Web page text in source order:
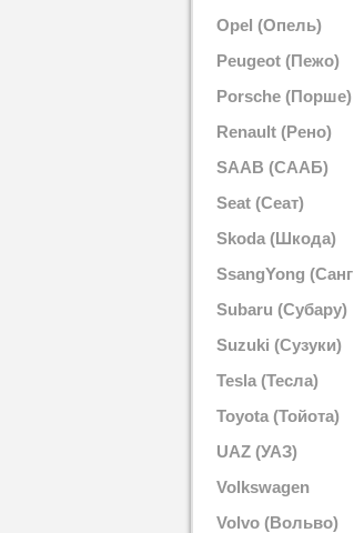
Opel (Опель)
Peugeot (Пежо)
Porsche (Порше)
Renault (Рено)
SAAB (СААБ)
Seat (Сеат)
Skoda (Шкода)
SsangYong (Санг
Йонг)
Subaru (Субару)
Suzuki (Сузуки)
Tesla (Тесла)
Toyota (Тойота)
UAZ (УАЗ)
Volkswagen
(Фольксваген)
Volvo (Вольво)